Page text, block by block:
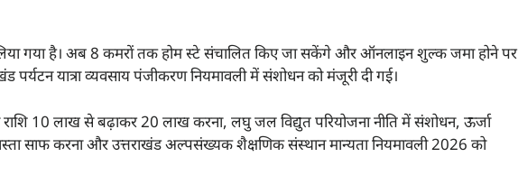
गया है। अब 8 कमरों तक होम स्टे संचालित किए जा सकेंगे और ऑनलाइन शुल्क जमा होने पर
पर्यटन यात्रा व्यवसाय पंजीकरण नियमावली में संशोधन को मंजूरी दी गई।
10 लाख से बढ़ाकर 20 लाख करना, लघु जल विद्युत परियोजना नीति में संशोधन, ऊर्जा
साफ करना और उत्तराखंड अल्पसंख्यक शैक्षणिक संस्थान मान्यता नियमावली 2026 को